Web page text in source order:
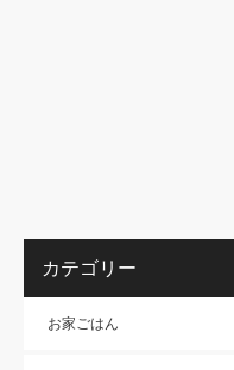
カテゴリー
お家ごはん